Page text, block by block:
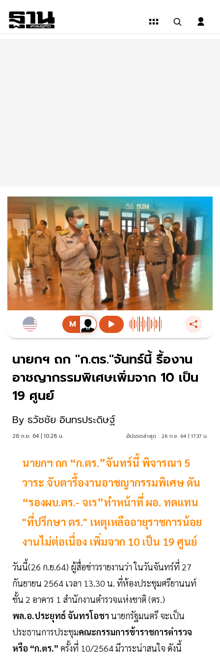
นายกฯ ถก "ก.ตร."จันทร์นี้ รื้องาน
อาชญากรรมพิเศษเพิ่มจาก 10 เป็น
19 ศูนย์
By ธวัชชัย อินทรประดิษฐ์
26 ก.ย. 64 | 10:28 น. อัปเดตล่าสุด : 26 ก.ย. 64 | 17:37 น.
นายกฯ ถก “ก.ตร.”จันทร์นี้ พิจารณา 5
วาระ จับตารื้องานอาชญากรรมพิเศษ ดัน
“รองผบ.ตร.- จเร”ทำหน้าที่ ผอ. ทดแทน
"ที่ปรึกษา ตร." เหตุเหลืออายุราชการน้อย
งานไม่ต่อเนื่อง เพิ่มจาก 10 เป็น 19 ศูนย์
วันนี้(26 ก.ย.64) ผู้สื่อข่าวรายงานว่า ในวันจันทร์ที่ 27
กันยายน 2564 เวลา 13.30 น. ที่ห้องประชุมศรียานนท์
ชั้น 2 อาคาร 1 สำนักงานตำรวจแห่งชาติ (ตร.)
พล.อ.ประยุทธ์ จันทรโอชา นายกรัฐมนตรี จะเป็น
ประธานการประชุมคณะกรรมการข้าราชการตำรวจ
หรือ “ก.ตร.” ครั้งที่ 10/2564 มีวาระน่าสนใจ ดังนี้